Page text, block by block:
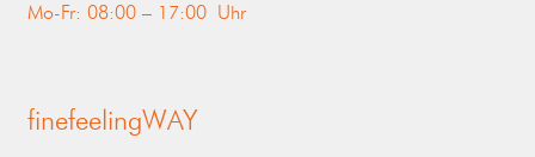
Mo-Fr: 08:00 – 17:00 Uhr
finefeelingWAY